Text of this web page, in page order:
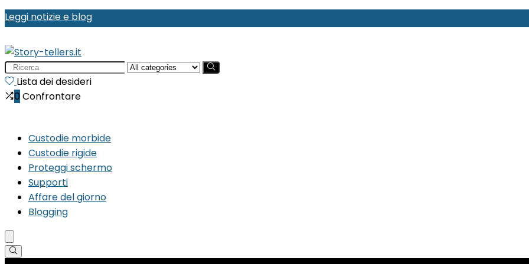
Leggi notizie e blog
Search
for:Lista dei desideri
0 Confrontare
Custodie morbide
Custodie rigide
Proteggi schermo
Supporti
Affare del giorno
Blogging